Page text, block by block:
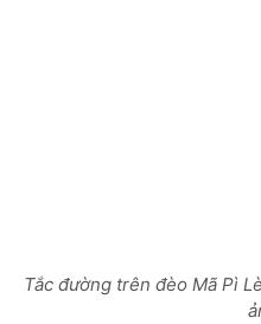
Tắc đường trên đèo Mã Pì